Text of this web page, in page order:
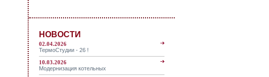
НОВОСТИ
02.04.2026
ТермоСтудии - 26 !
10.03.2026
Модернизация котельных